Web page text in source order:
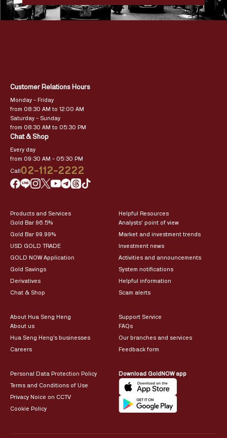
Customer Relations Hours
Monday – Friday
from 08:30 AM to 12:00 AM
Saturday – Sunday
from 08:30 AM to 05:30 PM
Chat & Shop
Every day
from 09:30 AM – 05:30 PM
Call02-112-2222
Products and Services
Gold Bar 96.5%
Gold Bar 99.99%
USD GOLD TRADE
GOLD NOW Application
Gold Savings
Derivatives
Chat & Shop
Helpful Resources
Analysts’ point of view
Market and investment trends
Investment news
Activities and announcements
System notifications
Helpful information
Scam alerts
About Hua Seng Heng
About us
Hua Seng Heng’s businesses
Careers
Support Service
FAQs
Our branches and services
Feedback form
Personal Data Protection Policy
Terms and Conditions of Use
Privacy Noice on CCTV
Cookie Policy
Download GoldNOW app